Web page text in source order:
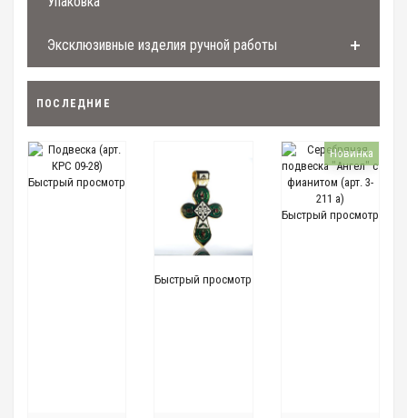
Эксклюзивные изделия ручной работы
ПОСЛЕДНИЕ
Быстрый просмотр
Быстрый просмотр
Новинка
Быстрый просмотр